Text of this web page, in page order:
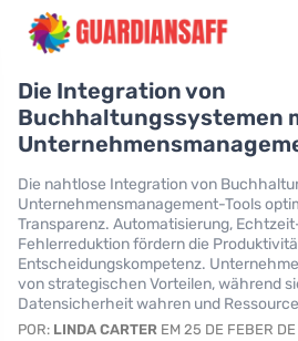
Die Integration von
Buchhaltungssystemen
Die nahtlose Integration von
Unternehmensmanagement-Tools
Transparenz. Automatisierung,
Fehlerreduktion fördern die
Entscheidungskompetenz.
von strategischen Vorteilen, während
Datensicherheit wahren und
POR: LINDA CARTER EM 25 DE FEBER